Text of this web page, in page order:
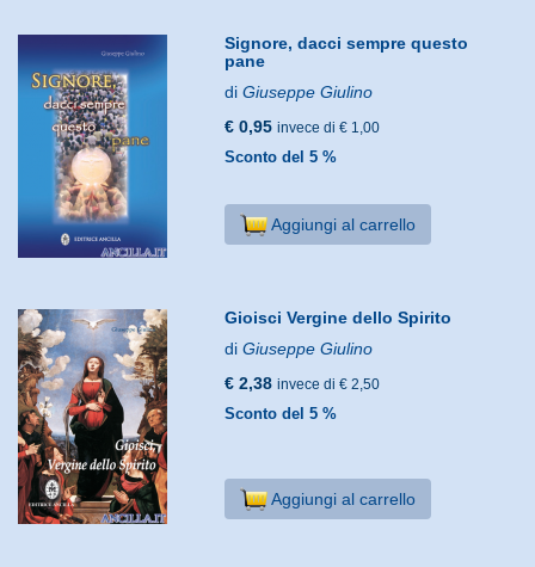
Signore, dacci sempre questo
pane
diGiuseppe Giulino
€ 0,95 invece di € 1,00
Sconto del 5 %
Aggiungi al carrello
Gioisci Vergine dello Spirito
diGiuseppe Giulino
€ 2,38 invece di € 2,50
Sconto del 5 %
Aggiungi al carrello